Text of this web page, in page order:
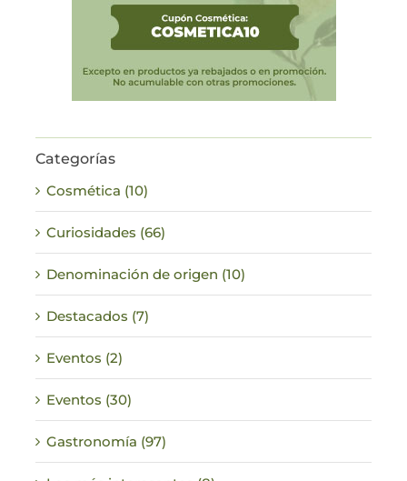
Categorías
Cosmética (10)
Curiosidades (66)
Denominación de origen (10)
Destacados (7)
Eventos (2)
Eventos (30)
Gastronomía (97)